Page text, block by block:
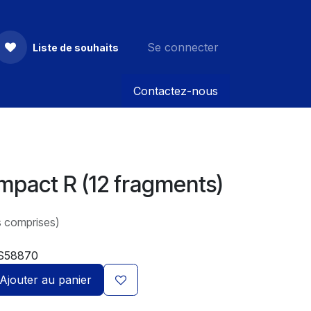
Liste de souhaits Se connecter
Contactez-nous
R (12 fragments)
comprises)
Ajouter au panier